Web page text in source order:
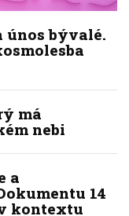
únos bývalé.
má
nebi
a
14
kontextu